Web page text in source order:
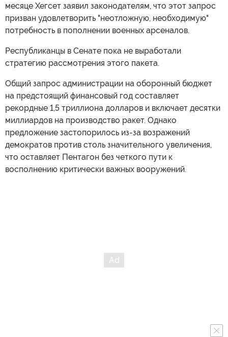
месяце Хегсет заявил законодателям, что этот запрос
призван удовлетворить "неотложную, необходимую"
потребность в пополнении военных арсеналов.
Республиканцы в Сенате пока не выработали
стратегию рассмотрения этого пакета.
Общий запрос администрации на оборонный бюджет
на предстоящий финансовый год составляет
рекордные 1,5 триллиона долларов и включает десятки
миллиардов на производство ракет. Однако
предложение застопорилось из-за возражений
демократов против столь значительного увеличения,
что оставляет Пентагон без четкого пути к
восполнению критически важных вооружений.